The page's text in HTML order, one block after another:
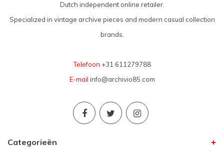
Dutch independent online retailer.
Specialized in vintage archive pieces and modern casual collection
brands.
Telefoon +31 611279788
E-mail info@archivio85.com
Categorieën